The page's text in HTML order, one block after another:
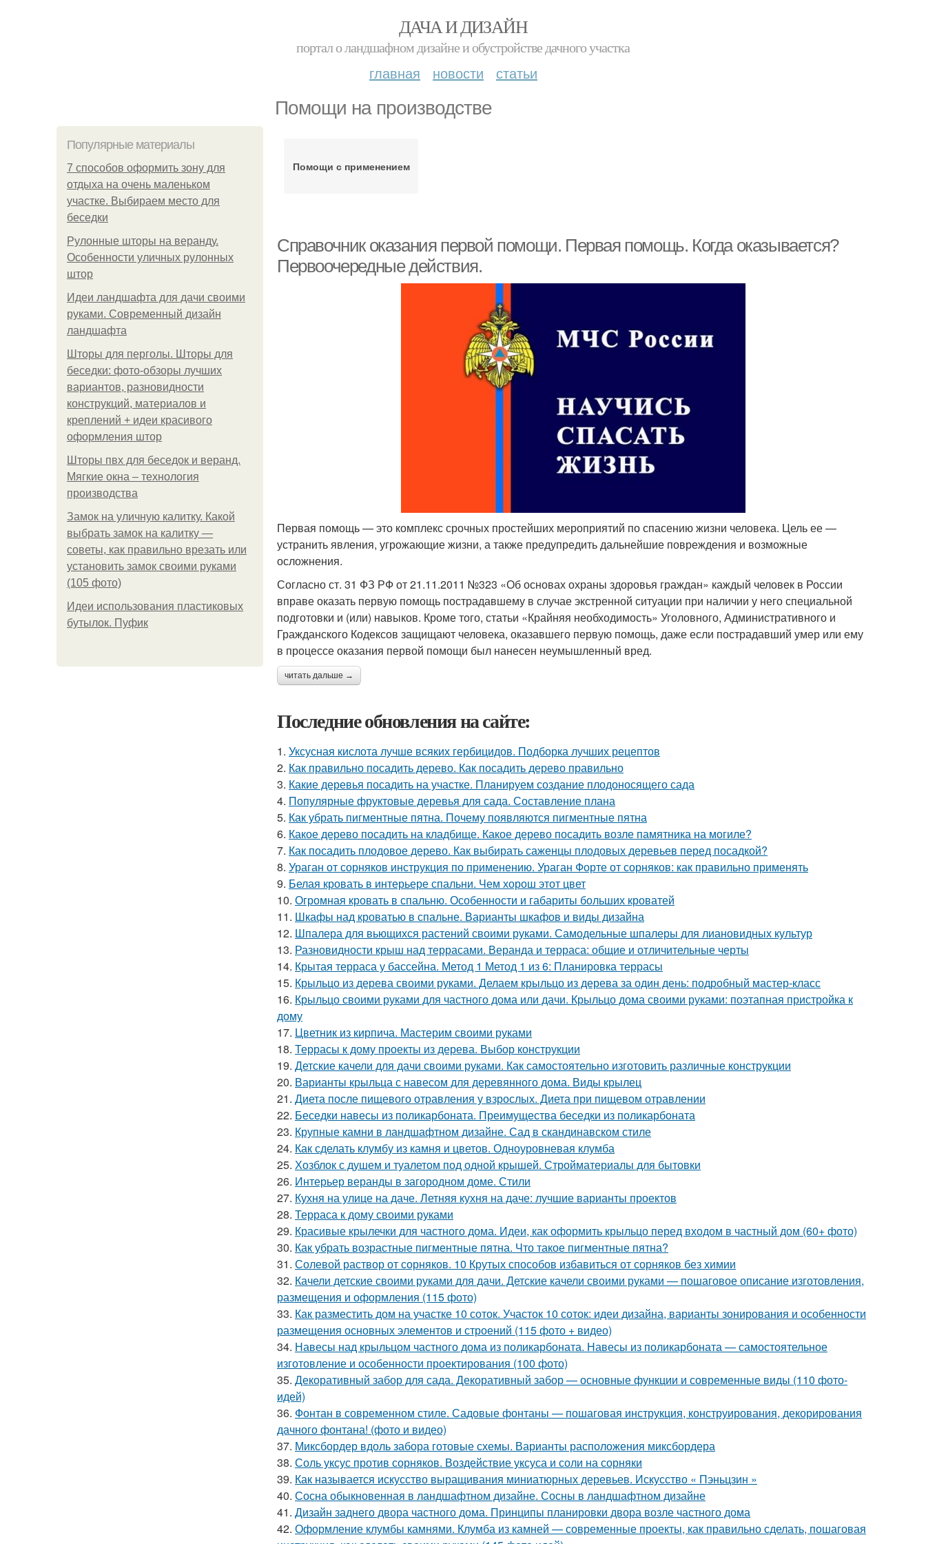
ДАЧА И ДИЗАЙН
портал о ландшафном дизайне и обустройстве дачного участка
главная новости статьи
Помощи на производстве
Популярные материалы
7 способов оформить зону для
отдыха на очень маленьком
участке. Выбираем место для
беседки
Рулонные шторы на веранду.
Особенности уличных рулонных
штор
Идеи ландшафта для дачи своими
руками. Современный дизайн
ландшафта
Шторы для перголы. Шторы для
беседки: фото-обзоры лучших
вариантов, разновидности
конструкций, материалов и
креплений + идеи красивого
оформления штор
Шторы пвх для беседок и веранд.
Мягкие окна – технология
производства
Замок на уличную калитку. Какой
выбрать замок на калитку —
советы, как правильно врезать или
установить замок своими руками
(105 фото)
Идеи использования пластиковых
бутылок. Пуфик
Помощи с применением
Справочник оказания первой помощи. Первая помощь. Когда оказывается?
Первоочередные действия.
Первая помощь — это комплекс срочных простейших мероприятий по спасению жизни человека. Цель ее —
устранить явления, угрожающие жизни, а также предупредить дальнейшие повреждения и возможные
осложнения.
Согласно ст. 31 ФЗ РФ от 21.11.2011 №323 «Об основах охраны здоровья граждан» каждый человек в России
вправе оказать первую помощь пострадавшему в случае экстренной ситуации при наличии у него специальной
подготовки и (или) навыков. Кроме того, статьи «Крайняя необходимость» Уголовного, Административного и
Гражданского Кодексов защищают человека, оказавшего первую помощь, даже если пострадавший умер или ему
в процессе оказания первой помощи был нанесен неумышленный вред.
читать дальше →
Последние обновления на сайте:
1. Уксусная кислота лучше всяких гербицидов. Подборка лучших рецептов
2. Как правильно посадить дерево. Как посадить дерево правильно
3. Какие деревья посадить на участке. Планируем создание плодоносящего сада
4. Популярные фруктовые деревья для сада. Составление плана
5. Как убрать пигментные пятна. Почему появляются пигментные пятна
6. Какое дерево посадить на кладбище. Какое дерево посадить возле памятника на могиле?
7. Как посадить плодовое дерево. Как выбирать саженцы плодовых деревьев перед посадкой?
8. Ураган от сорняков инструкция по применению. Ураган Форте от сорняков: как правильно применять
9. Белая кровать в интерьере спальни. Чем хорош этот цвет
10. Огромная кровать в спальню. Особенности и габариты больших кроватей
11. Шкафы над кроватью в спальне. Варианты шкафов и виды дизайна
12. Шпалера для вьющихся растений своими руками. Самодельные шпалеры для лиановидных культур
13. Разновидности крыш над террасами. Веранда и терраса: общие и отличительные черты
14. Крытая терраса у бассейна. Метод 1 Метод 1 из 6: Планировка террасы
15. Крыльцо из дерева своими руками. Делаем крыльцо из дерева за один день: подробный мастер-класс
16. Крыльцо своими руками для частного дома или дачи. Крыльцо дома своими руками: поэтапная пристройка к
дому
17. Цветник из кирпича. Мастерим своими руками
18. Террасы к дому проекты из дерева. Выбор конструкции
19. Детские качели для дачи своими руками. Как самостоятельно изготовить различные конструкции
20. Варианты крыльца с навесом для деревянного дома. Виды крылец
21. Диета после пищевого отравления у взрослых. Диета при пищевом отравлении
22. Беседки навесы из поликарбоната. Преимущества беседки из поликарбоната
23. Крупные камни в ландшафтном дизайне. Сад в скандинавском стиле
24. Как сделать клумбу из камня и цветов. Одноуровневая клумба
25. Хозблок с душем и туалетом под одной крышей. Стройматериалы для бытовки
26. Интерьер веранды в загородном доме. Стили
27. Кухня на улице на даче. Летняя кухня на даче: лучшие варианты проектов
28. Терраса к дому своими руками
29. Красивые крылечки для частного дома. Идеи, как оформить крыльцо перед входом в частный дом (60+ фото)
30. Как убрать возрастные пигментные пятна. Что такое пигментные пятна?
31. Солевой раствор от сорняков. 10 Крутых способов избавиться от сорняков без химии
32. Качели детские своими руками для дачи. Детские качели своими руками — пошаговое описание изготовления,
размещения и оформления (115 фото)
33. Как разместить дом на участке 10 соток. Участок 10 соток: идеи дизайна, варианты зонирования и особенности
размещения основных элементов и строений (115 фото + видео)
34. Навесы над крыльцом частного дома из поликарбоната. Навесы из поликарбоната — самостоятельное
изготовление и особенности проектирования (100 фото)
35. Декоративный забор для сада. Декоративный забор — основные функции и современные виды (110 фото-
идей)
36. Фонтан в современном стиле. Садовые фонтаны — пошаговая инструкция, конструирования, декорирования
дачного фонтана! (фото и видео)
37. Миксбордер вдоль забора готовые схемы. Варианты расположения миксбордера
38. Соль уксус против сорняков. Воздействие уксуса и соли на сорняки
39. Как называется искусство выращивания миниатюрных деревьев. Искусство « Пэньцзин »
40. Сосна обыкновенная в ландшафтном дизайне. Сосны в ландшафтном дизайне
41. Дизайн заднего двора частного дома. Принципы планировки двора возле частного дома
42. Оформление клумбы камнями. Клумба из камней — современные проекты, как правильно сделать, пошаговая